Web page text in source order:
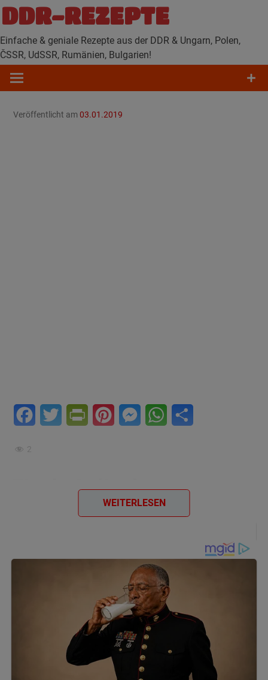
Zum
Inhalt
springen
DDR-REZEPTE
Einfache & geniale Rezepte aus der DDR & Ungarn, Polen,
ČSSR, UdSSR, Rumänien, Bulgarien!
Veröffentlicht am 03.01.2019
FacebookTwitter PrintFriendly
PinterestMessengerWhatsApp
2
Fisch-Soljanka
2 Eßlöffel Butter; Margarine oder Öl
2 Eßlöffel Tomatenmark; Püree
4 kleine Salzgurken; oder Essiggurken
1 Eßlöffel Kapern
1 Lorbeerblatt
WEITERLESEN